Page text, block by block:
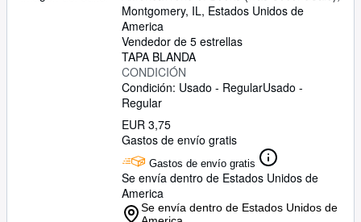
Montgomery, IL, Estados Unidos de
America
Vendedor de 5 estrellas
TAPA BLANDA
CONDICIÓN
Condición: Usado - RegularUsado -
Regular
EUR 3,75
Gastos de envío gratis
Gastos de envío gratis
Se envía dentro de Estados Unidos de
America
Se envía dentro de Estados Unidos de